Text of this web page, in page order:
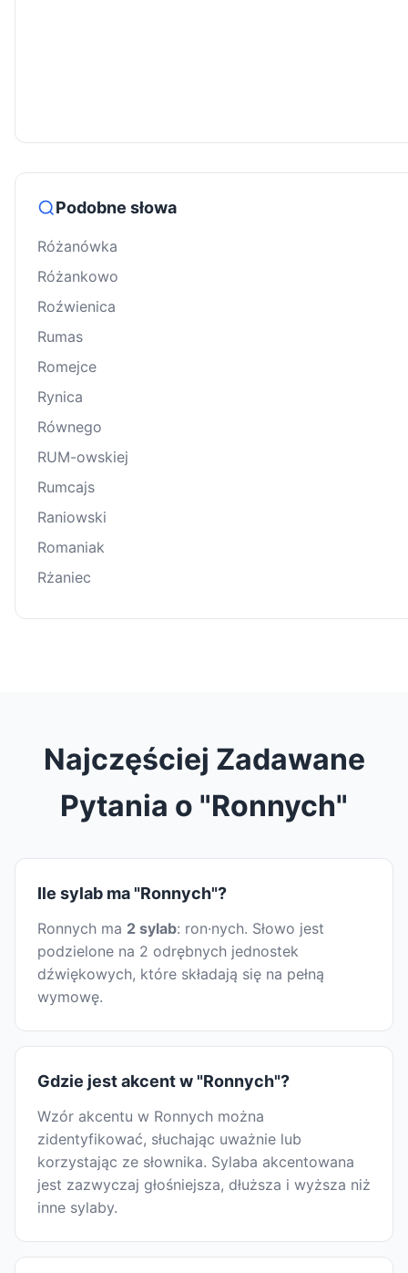
Podobne słowa
Różanówka
Różankowo
Roźwienica
Rumas
Romejce
Rynica
Równego
RUM-owskiej
Rumcajs
Raniowski
Romaniak
Rżaniec
Najczęściej Zadawane
Pytania o "Ronnych"
Ile sylab ma "Ronnych"?
Ronnych ma 2 sylab: ron·nych. Słowo jest
podzielone na 2 odrębnych jednostek
dźwiękowych, które składają się na pełną
wymowę.
Gdzie jest akcent w "Ronnych"?
Wzór akcentu w Ronnych można
zidentyfikować, słuchając uważnie lub
korzystając ze słownika. Sylaba akcentowana
jest zazwyczaj głośniejsza, dłuższa i wyższa niż
inne sylaby.